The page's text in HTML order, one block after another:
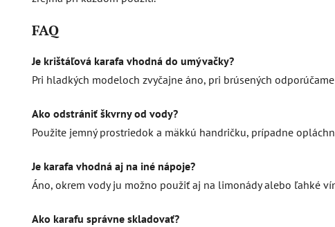
FAQ
Je krištáľová karafa vhodná do umývačky?
Pri hladkých modeloch zvyčajne áno, pri brúsených
Ako odstrániť škvrny od vody?
Použite jemný prostriedok a mäkkú handričku, prípadne
Je karafa vhodná aj na iné nápoje?
Áno, okrem vody ju možno použiť aj na limonády alebo ľahké
Ako karafu správne skladovať?